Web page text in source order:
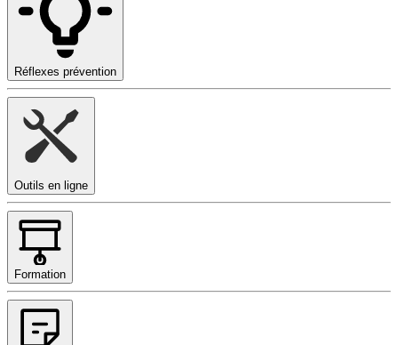
Réflexes prévention
Outils en ligne
Formation